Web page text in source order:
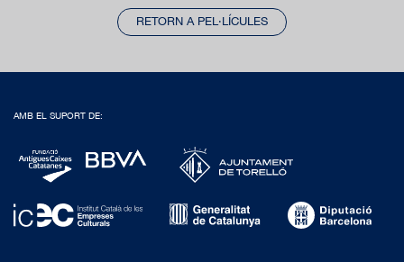
RETORN A PEL·LÍCULES
AMB EL SUPORT DE: